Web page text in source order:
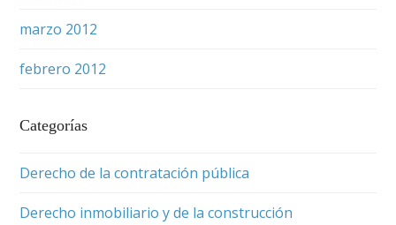
marzo 2012
febrero 2012
Categorías
Derecho de la contratación pública
Derecho inmobiliario y de la construcción